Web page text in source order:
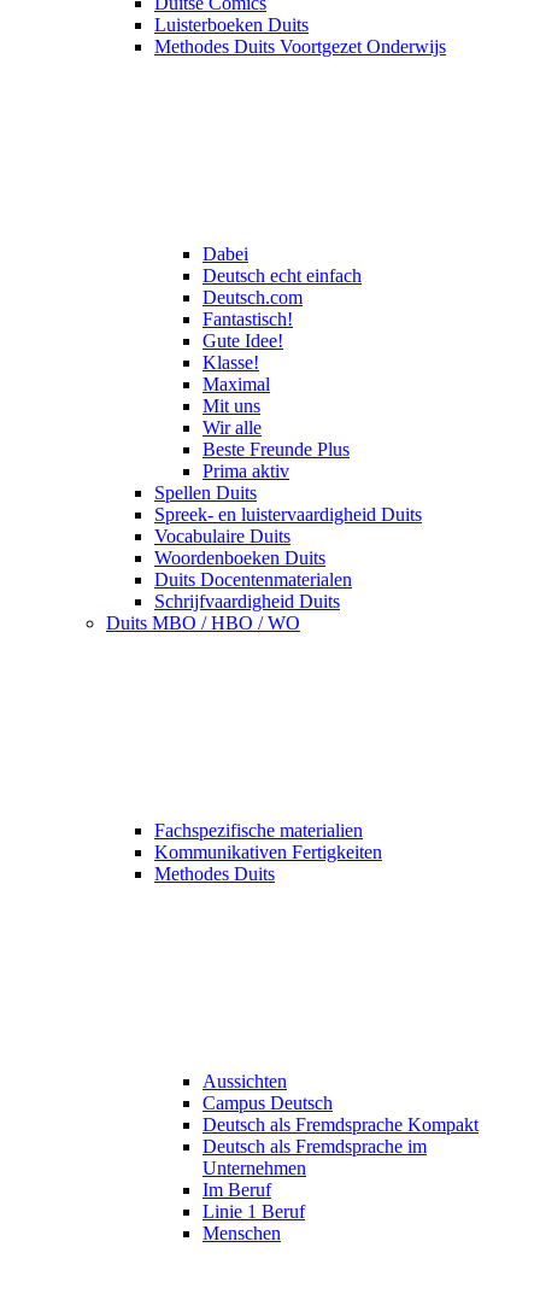
Luisterboeken Duits
Methodes Duits Voortgezet Onderwijs
Dabei
Deutsch echt einfach
Deutsch.com
Fantastisch!
Gute Idee!
Klasse!
Maximal
Mit uns
Wir alle
Beste Freunde Plus
Prima aktiv
Spellen Duits
Spreek- en luistervaardigheid Duits
Vocabulaire Duits
Woordenboeken Duits
Duits Docentenmaterialen
Schrijfvaardigheid Duits
Duits MBO / HBO / WO
Fachspezifische materialien
Kommunikativen Fertigkeiten
Methodes Duits
Aussichten
Campus Deutsch
Deutsch als Fremdsprache Kompakt
Deutsch als Fremdsprache im
Unternehmen
Im Beruf
Linie 1 Beruf
Menschen